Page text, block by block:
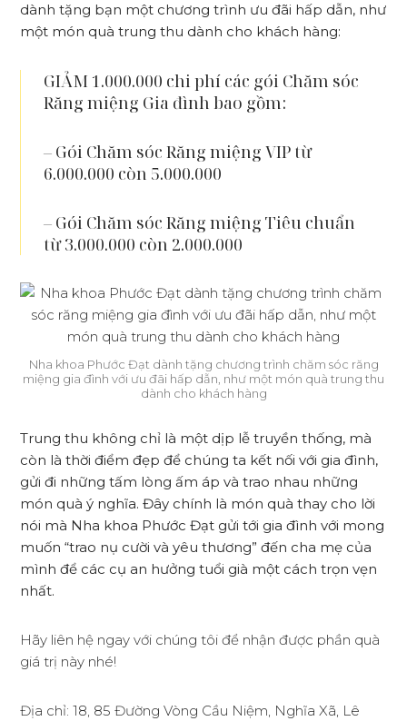
dành tặng bạn một chương trình ưu đãi hấp dẫn, như
một món quà trung thu dành cho khách hàng:
GIẢM 1.000.000 chi phí các gói Chăm sóc
Răng miệng Gia đình bao gồm:
– Gói Chăm sóc Răng miệng VIP từ
6.000.000 còn 5.000.000
– Gói Chăm sóc Răng miệng Tiêu chuẩn
từ 3.000.000 còn 2.000.000
Nha khoa Phước Đạt dành tặng chương trình chăm sóc răng
miệng gia đình với ưu đãi hấp dẫn, như một món quà trung thu
dành cho khách hàng
Trung thu không chỉ là một dịp lễ truyền thống, mà
còn là thời điểm đẹp để chúng ta kết nối với gia đình,
gửi đi những tấm lòng ấm áp và trao nhau những
món quà ý nghĩa. Đây chính là món quà thay cho lời
nói mà Nha khoa Phước Đạt gửi tới gia đình với mong
muốn “trao nụ cười và yêu thương” đến cha mẹ của
mình để các cụ an hưởng tuổi già một cách trọn vẹn
nhất.
Hãy liên hệ ngay với chúng tôi để nhận được phần quà
giá trị này nhé!
Địa chỉ: 18, 85 Đường Vòng Cầu Niệm, Nghĩa Xã, Lê